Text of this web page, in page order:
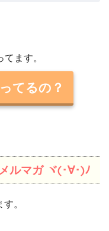
ます。
てるの？
ルマガ ヾ(･∀･)ﾉ
。